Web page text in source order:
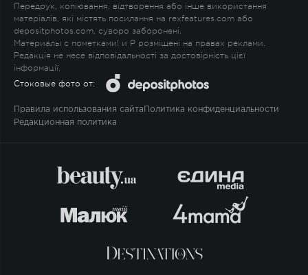
Передрук, копіювання, відтворення або інше використання
матеріалів, які містять посилання на rexfeatures.com або
depositphotos.com, суворо заборонені.
Материалы с пометками! и P розміщені на правах реклами.
Редакція не несе відповідальності за достовірність цієї
інформації.
Стоковые фото от:
Правила использования сайта Политика конфиденциальности
Редакционная политика